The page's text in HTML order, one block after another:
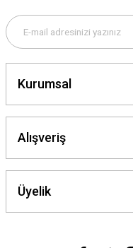
Kurumsal
Alışveriş
Üyelik